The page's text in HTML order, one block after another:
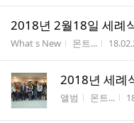
2018년 2월18일 세례
게시판명
What s New 작성자
몬트... 작성
2018년 세례
게시판명
앨범 작성자
몬트...